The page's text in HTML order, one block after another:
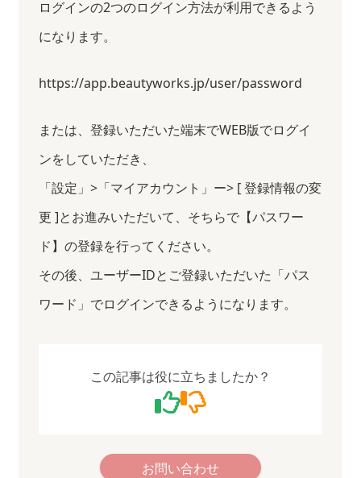
ログインの2つのログイン方法が利用できるよう
になります。
https://app.beautyworks.jp/user/password
または、登録いただいた端末でWEB版でログイ
ンをしていただき、
「設定」>「マイアカウント」ー> [ 登録情報の変
更 ]とお進みいただいて、そちらで【パスワー
ド】の登録を行ってください。
その後、ユーザーIDとご登録いただいた「パス
ワード」でログインできるようになります。
この記事は役に立ちましたか？
お問い合わせ